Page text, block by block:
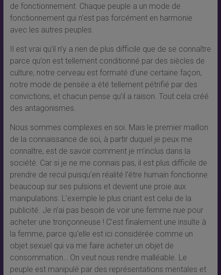
de fonctionnement. Chaque peuple a un mode de
fonctionnement qui n’est pas forcément en harmonie
avec les autres peuples.
Il est vrai qu’il n’y a rien de plus difficile que de se connaître
parce qu’on est tellement conditionné par des siècles de
culture, notre cerveau est formaté d’une certaine façon,
notre mode de pensée a été tellement pétrifié par des
convictions, et chacun pense qu’il a raison. Tout cela créé
des antagonismes.
Nous sommes complexes en soi. Mais le premier maillon
de la connaissance de soi, à partir duquel je peux me
connaître, est de savoir comment je m’inclus dans la
société. Car si je ne me connais pas, il est plus difficile de
prendre de recul puisqu’en réalité l’être humain fonctionne
beaucoup sur ses pulsions et devient une proie aux
manipulations. L’exemple le plus criant est celui de la
publicité. Je n’ai pas besoin de voir une femme nue pour
acheter une tronçonneuse ! C’est finalement une insulte à
la femme, parce qu’elle est ici considérée comme un
objet sexuel qui va me faire acheter un objet de
consommation… On veut nous rendre malléable. Le
peuple est manipulé par des représentations mentales et